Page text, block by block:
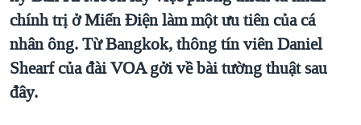
ĐỜI SỐNG
KINH TẾ
KHOA HỌC
HÀNH TRÌNH BẦU CỬ 2024
MỘT NĂM CHIẾN TRANH TẠI DẢI GAZA
GIẢI MÃ VÀNH ĐAI & CON ĐƯỜNG
NGÀY TỊ NẠN THẾ GIỚI
NGHE
MẠNG XÃ HỘI
chính trị ở Miến Điện làm một ưu tiên của cá
nhân ông. Từ Bangkok, thông tín viên Daniel
Shearf của đài VOA gởi về bài tường thuật sau
đây.